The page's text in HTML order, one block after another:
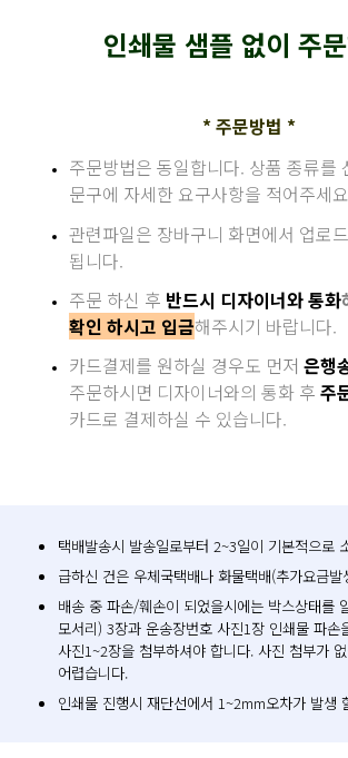
인쇄물 샘플 없이 주
* 주문방법 *
주문방법은 동일합니다. 상품 종류를
문구에 자세한 요구사항을 적어주세
관련파일은 장바구니 화면에서 업로
됩니다.
주문 하신 후 반드시 디자이너와 통화
확인 하시고 입금해주시기 바랍니다.
카드결제를 원하실 경우도 먼저은행
주문하시면 디자이너와의 통화 후주
카드로 결제하실 수 있습니다.
택배발송시 발송일로부터 2~3일이 기본적으로
급하신 건은 우체국택배나 화물택배(추가요금
배송 중 파손/훼손이 되었을시에는 박스상태를
모서리) 3장과 운송장번호 사진1장 인쇄물 파손
사진1~2장을 첨부하셔야 합니다. 사진 첨부가
어렵습니다.
인쇄물 진행시 재단선에서 1~2mm오차가 발생